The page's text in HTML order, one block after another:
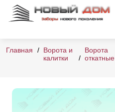
Главная
Ворота и
калитки
Ворота
откатные